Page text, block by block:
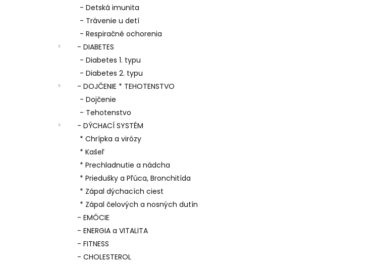
- Detská imunita
- Trávenie u detí
- Respiračné ochorenia
- DIABETES
- Diabetes 1. typu
- Diabetes 2. typu
- DOJČENIE * TEHOTENSTVO
- Dojčenie
- Tehotenstvo
- DÝCHACÍ SYSTÉM
* Chrípka a virózy
* Kašeľ
* Prechladnutie a nádcha
* Priedušky a Pľúca, Bronchitída
* Zápal dýchacích ciest
* Zápal čelových a nosných dutín
- EMÓCIE
- ENERGIA a VITALITA
- FITNESS
- CHOLESTEROL